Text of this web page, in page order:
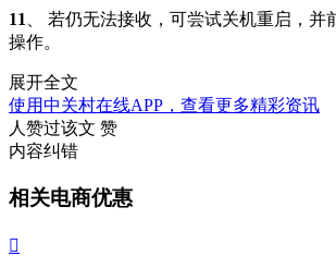
11
、 若仍无法接收，可尝试关机重启，并
操作。
展开全文
使用中关村在线APP，查看更多精彩资讯
人赞过该文 赞
内容纠错
相关电商优惠
